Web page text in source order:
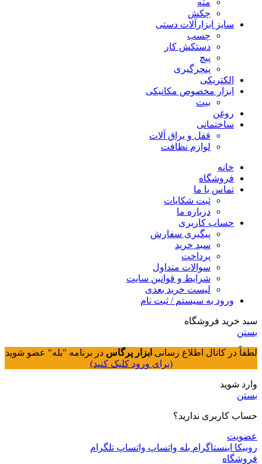
مته
چکش
سایز ابزارآلات دستی
چسب
دستکش کار
پیچ
پنچرگیری
الکتریکی
ابزار مخصوص مکانیکی
بیت
روغن
ساختمانی
قفل و یراق آلات
لوازم نظافت
خانه
فروشگاه
تماس با ما
ثبت شکایات
درباره ما
حساب کاربری
پیگیری سفارش
سبد خرید
پرداخت
سوالات متداول
شرایط و قوانین سایت
لیست خرید بعدی
ورود به سیستم / ثبت نام
سبد خرید فروشگاه
بستن
لطفاً در کانال اطلاع رسانی ابزار پرگاس در برنامه "بله" عضو شوید
(برای ورود کلیک کنید)
وارد شوید
بستن
حساب کاربری ندارید؟
عضویت
روبیکا اینستاگرام بله واتساپ واتساپ تلگرام
فروشگاه